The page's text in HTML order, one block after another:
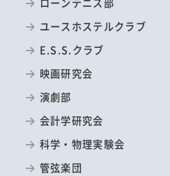
ユースホステルクラブ
E.S.S.クラブ
映画研究会
演劇部
会計学研究会
科学・物理実験会
管弦楽団